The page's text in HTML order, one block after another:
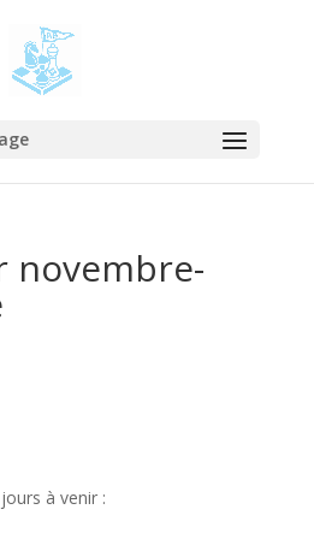
novembre-
à venir :